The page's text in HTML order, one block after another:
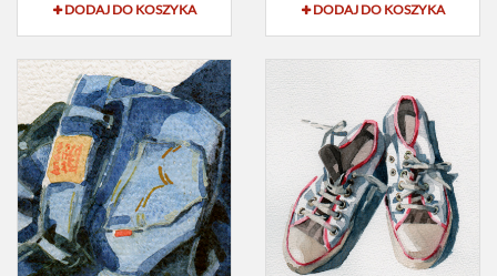
DODAJ DO KOSZYKA DODAJ DO KOSZYKA